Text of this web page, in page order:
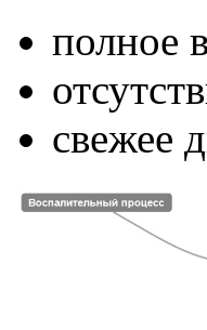
полное
свежее